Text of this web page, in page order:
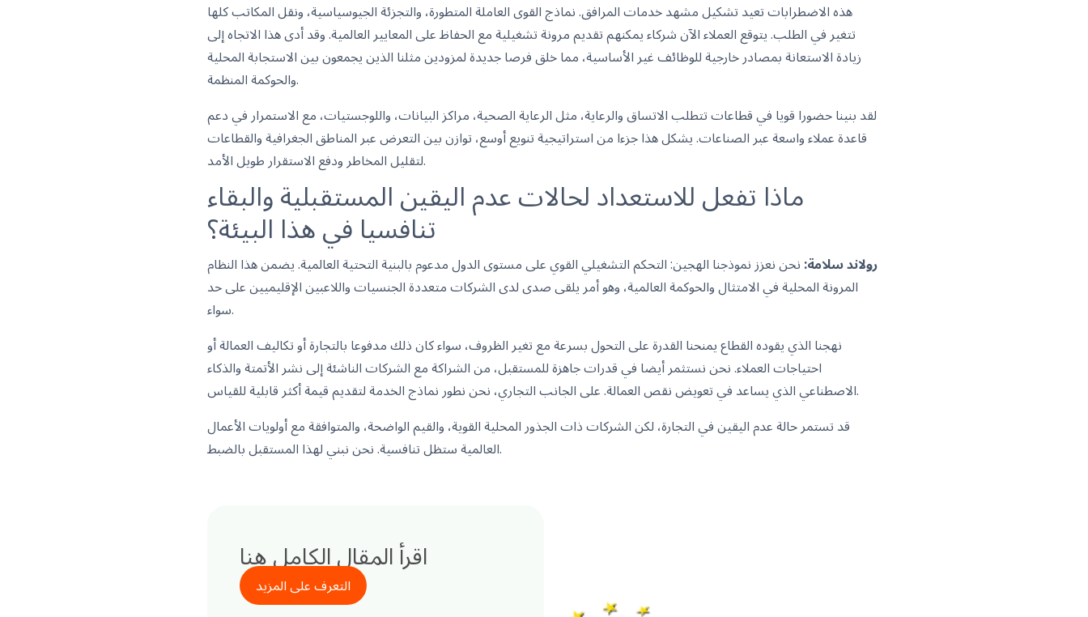
هذه الاضطرابات تعيد تشكيل مشهد خدمات المرافق. نماذج القوى العاملة المتطورة، والتجزئة الجيوسياسية، ونقل المكاتب كلها
تتغير في الطلب. يتوقع العملاء الآن شركاء يمكنهم تقديم مرونة تشغيلية مع الحفاظ على المعايير العالمية. وقد أدى هذا الاتجاه إلى
زيادة الاستعانة بمصادر خارجية للوظائف غير الأساسية، مما خلق فرصا جديدة لمزودين مثلنا الذين يجمعون بين الاستجابة المحلية
والحوكمة المنظمة.
لقد بنينا حضورا قويا في قطاعات تتطلب الاتساق والرعاية، مثل الرعاية الصحية، مراكز البيانات، واللوجستيات، مع الاستمرار في دعم
قاعدة عملاء واسعة عبر الصناعات. يشكل هذا جزءا من استراتيجية تنويع أوسع، توازن بين التعرض عبر المناطق الجغرافية والقطاعات
لتقليل المخاطر ودفع الاستقرار طويل الأمد.
ماذا تفعل للاستعداد لحالات عدم اليقين المستقبلية والبقاء
تنافسيا في هذا البيئة؟
رولاند سلامة: نحن نعزز نموذجنا الهجين: التحكم التشغيلي القوي على مستوى الدول مدعوم بالبنية التحتية العالمية. يضمن هذا النظام
المرونة المحلية في الامتثال والحوكمة العالمية، وهو أمر يلقى صدى لدى الشركات متعددة الجنسيات واللاعبين الإقليميين على حد
سواء.
نهجنا الذي يقوده القطاع يمنحنا القدرة على التحول بسرعة مع تغير الظروف، سواء كان ذلك مدفوعا بالتجارة أو تكاليف العمالة أو
احتياجات العملاء. نحن نستثمر أيضا في قدرات جاهزة للمستقبل، من الشراكة مع الشركات الناشئة إلى نشر الأتمتة والذكاء
الاصطناعي الذي يساعد في تعويض نقص العمالة. على الجانب التجاري، نحن نطور نماذج الخدمة لتقديم قيمة أكثر قابلية للقياس.
قد تستمر حالة عدم اليقين في التجارة، لكن الشركات ذات الجذور المحلية القوية، والقيم الواضحة، والمتوافقة مع أولويات الأعمال
العالمية ستظل تنافسية. نحن نبني لهذا المستقبل بالضبط.
اقرأ المقال الكامل هنا
التعرف على المزيد